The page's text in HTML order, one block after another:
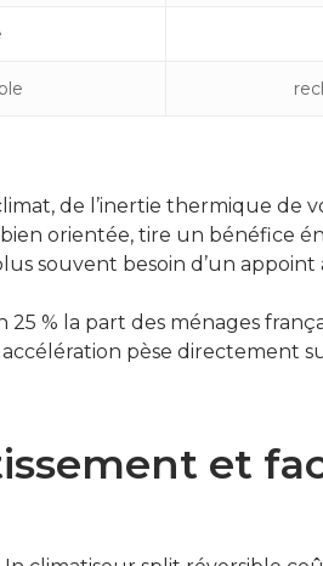
de l’inertie thermique de
orientée, tire un bénéfice
souvent besoin d’un appoint
25 % la part des ménages
accélération pèse directement
et